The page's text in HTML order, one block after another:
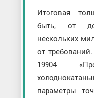
Итоговая
быть, от
нескольких
от
19904
параметры